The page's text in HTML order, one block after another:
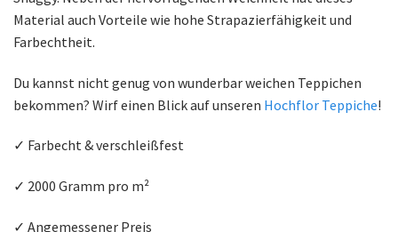
Material auch Vorteile wie hohe Strapazierfähigkeit und
Farbechtheit.
Du kannst nicht genug von wunderbar weichen Teppichen
bekommen? Wirf einen Blick auf unseren Hochflor Teppiche!
✓ Farbecht & verschleißfest
✓ 2000 Gramm pro m²
✓ Angemessener Preis